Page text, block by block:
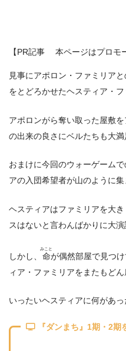
【PR記事 本ページはプロモ
見事にアポロン・ファミリア
をとどろかせたヘスティア・フ
アポロンがら奪い取った屋敷
の出来の良さにベルたちも大満
おまけに今回のウォーゲーム
アの入団希望者が山のように集
ヘスティアはファミリアを大
スはないと言わんばかりに大演
しかし、 命
みこと
が偶然部屋で見つ
ィア・ファミリアをまたもど
いったいヘスティアに何があっ
『ダンまち』1期・2